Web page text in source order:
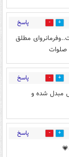
2 پاسخ
مطلق
صلوات
1 پاسخ
مبدل شده و
0 پاسخ